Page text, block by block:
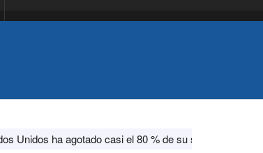
agotado casi el 80 % de su sistema antimisiles, según